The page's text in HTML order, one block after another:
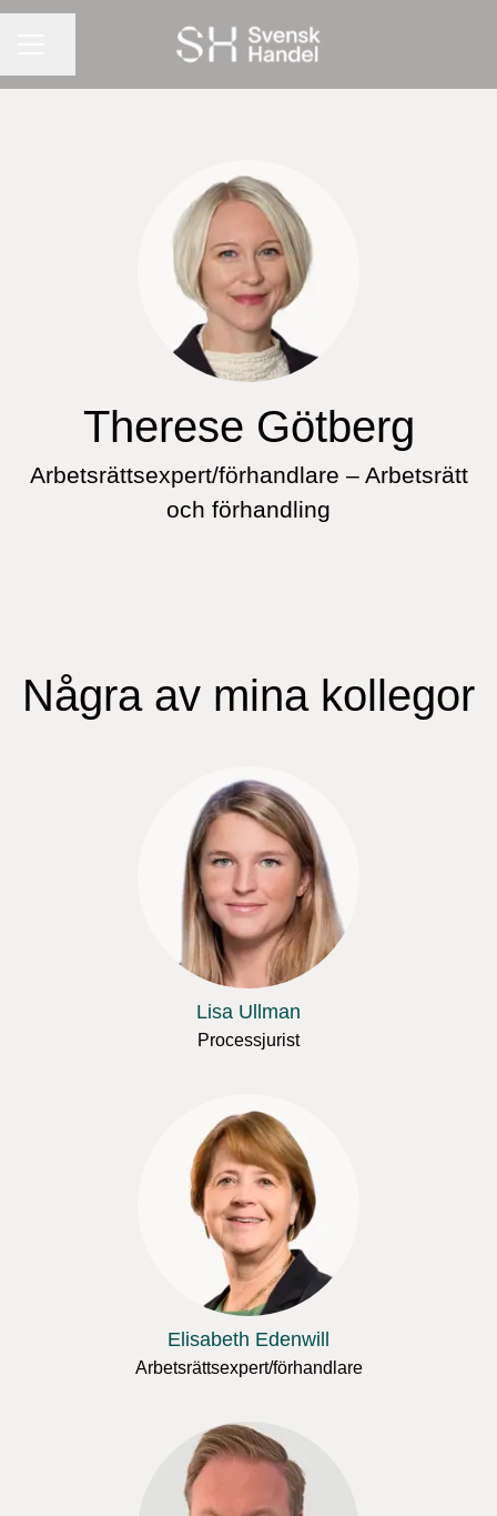
Therese Götberg
Arbetsrättsexpert/förhandlare – Arbetsrätt
och förhandling
Några av mina kollegor
Lisa Ullman
Processjurist
Elisabeth Edenwill
Arbetsrättsexpert/förhandlare